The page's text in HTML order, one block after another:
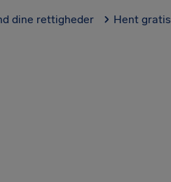
dine rettigheder Hent